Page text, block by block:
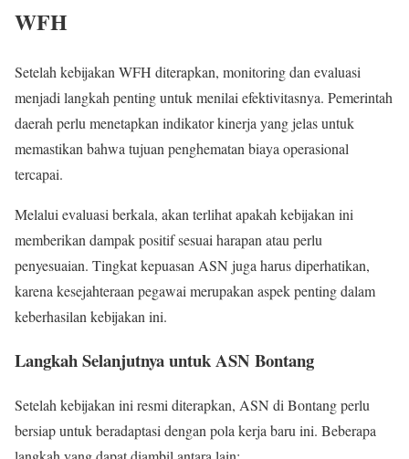
WFH
Setelah kebijakan WFH diterapkan, monitoring dan evaluasi
menjadi langkah penting untuk menilai efektivitasnya. Pemerintah
daerah perlu menetapkan indikator kinerja yang jelas untuk
memastikan bahwa tujuan penghematan biaya operasional
tercapai.
Melalui evaluasi berkala, akan terlihat apakah kebijakan ini
memberikan dampak positif sesuai harapan atau perlu
penyesuaian. Tingkat kepuasan ASN juga harus diperhatikan,
karena kesejahteraan pegawai merupakan aspek penting dalam
keberhasilan kebijakan ini.
Langkah Selanjutnya untuk ASN Bontang
Setelah kebijakan ini resmi diterapkan, ASN di Bontang perlu
bersiap untuk beradaptasi dengan pola kerja baru ini. Beberapa